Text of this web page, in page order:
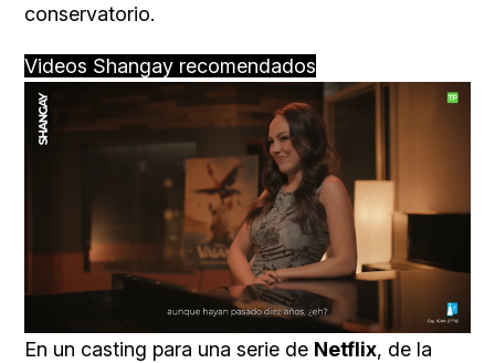
conservatorio.
Videos Shangay recomendados
Loaded
76.68%
En un casting para una serie de Netflix, de la